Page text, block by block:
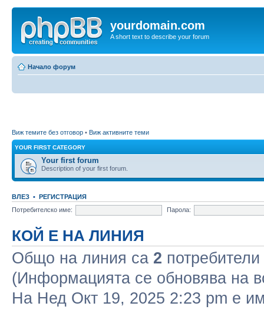
yourdomain.com
A short text to describe your forum
Начало форум
Виж темите без отговор • Виж активните теми
YOUR FIRST CATEGORY
Your first forum
Description of your first forum.
ВЛЕЗ • РЕГИСТРАЦИЯ
Потребителско име:
Парола:
КОЙ Е НА ЛИНИЯ
Общо на линия са 2
(Информацията се обновява на
На Нед Окт 19, 2025 2:23 pm е